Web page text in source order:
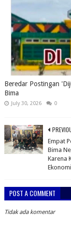
Beredar Postingan
Bima
July 30, 2026 0
Empat
Bima
Karena
Ekonomi
POST A COMMENT
Tidak ada komentar